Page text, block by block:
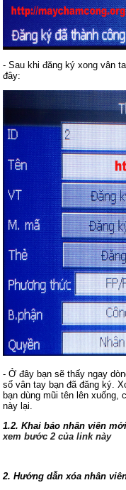
- Sau khi đăng ký xong vân
đây:
- Ở đây bạn sẽ thấy ngay
số vân tay bạn đã đăng ký.
bạn dùng mũi tên lên xuống,
này lại.
1.2. Khai báo nhân viên
xem bước 2 của link này
2. Hướng dẫn xóa nhân